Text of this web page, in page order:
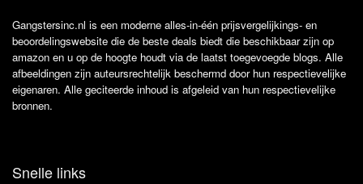
Gangstersinc.nl is een moderne alles-in-één prijsvergelijkings- en
beoordelingswebsite die de beste deals biedt die beschikbaar zijn op
amazon en u op de hoogte houdt via de laatst toegevoegde blogs. Alle
afbeeldingen zijn auteursrechtelijk beschermd door hun respectievelijke
eigenaren. Alle geciteerde inhoud is afgeleid van hun respectievelijke
bronnen.
Snelle links